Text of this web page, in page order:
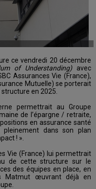
ce vendredi 20 décembre
of Understanding)avec
Assurances Vie (France),
Mutuelle) se porterait
en 2025.
permettrait au Groupe
de l’épargne / retraite,
en assurance santé
pleinement dans son plan
! ».
Vie (France) lui permettrait
de cette structure sur le
des équipes en place, en
Matmut œuvrant déjà en